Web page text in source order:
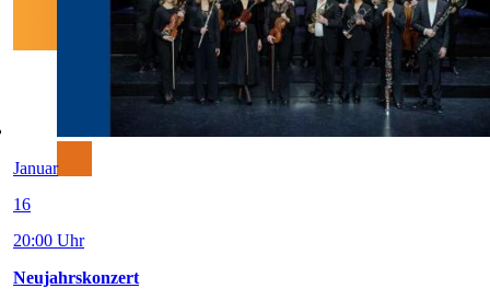
Januar
16
20:00 Uhr
Neujahrskonzert